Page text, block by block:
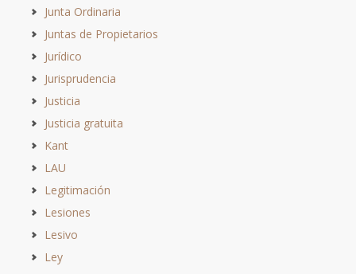
Junta Ordinaria
Juntas de Propietarios
Jurídico
Jurisprudencia
Justicia
Justicia gratuita
Kant
LAU
Legitimación
Lesiones
Lesivo
Ley